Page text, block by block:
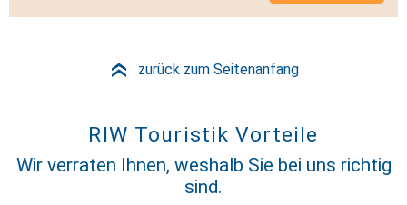
» zurück zum Seitenanfang
RIW Touristik Vorteile
Wir verraten Ihnen, weshalb Sie bei uns richtig
sind.